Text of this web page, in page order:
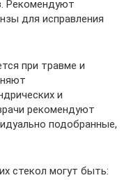
Рекомендуют
для исправления
при травме и
и
рекомендуют
подобранные,
стекол могут быть: